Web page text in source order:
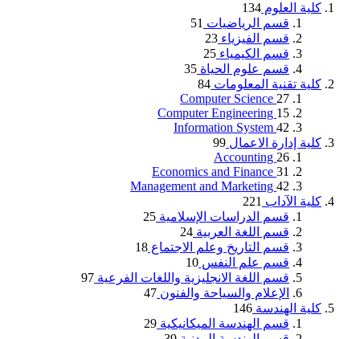
كلية العلوم 134
قسم الرياضيات 51
قسم الفيزياء 23
قسم الكيمياء 25
قسم علوم الحياة 35
كلية تقنية المعلومات 84
Computer Science 27
Computer Engineering 15
Information System 42
كلية إدارة الاعمال 99
Accounting 26
Economics and Finance 31
Management and Marketing 42
كلية الآداب 221
قسم الدراسات الإسلامية 25
قسم اللغة العربية 24
قسم التاريخ وعلم الاجتماع 18
قسم علم النفس 10
قسم اللغة الانجليزية واللغات الفرعية 97
الإعلام والسياحة والفنون 47
كلية الهندسة 146
قسم الهندسة الميكانيكية 29